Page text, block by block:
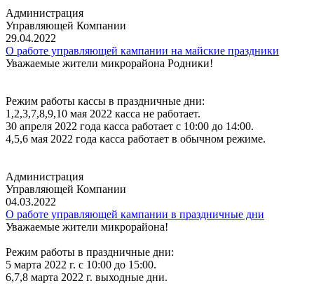
Администрация
Управляющей Компании
29.04.2022
О работе управляющей кампании на майские праздники
Уважаемые жители микрорайона Родники!
Режим работы кассы в праздничные дни:
1,2,3,7,8,9,10 мая 2022 касса не работает.
30 апреля 2022 года касса работает с 10:00 до 14:00.
4,5,6 мая 2022 года касса работает в обычном режиме.
Администрация
Управляющей Компании
04.03.2022
О работе управляющей кампании в праздничные дни
Уважаемые жители микрорайона!
Режим работы в праздничные дни:
5 марта 2022 г. с 10:00 до 15:00.
6,7,8 марта 2022 г. выходные дни.